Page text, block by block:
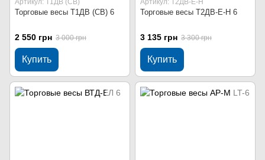
Торговые весы Т1ДВ (СВ) 6
2 550 грн 3 000 грн
Купить
Торговые весы Т2ДВ-Е-Н 6
3 135 грн 3 300 грн
Купить